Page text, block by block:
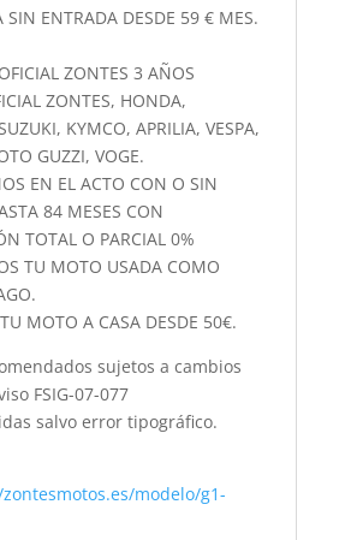
SIN ENTRADA DESDE 59 € MES.
ZONTES 3 AÑOS
ZONTES, HONDA,
KYMCO, APRILIA, VESPA,
GUZZI, VOGE.
EN EL ACTO CON O SIN
84 MESES CON
TOTAL O PARCIAL 0%
TU MOTO USADA COMO
MOTO A CASA DESDE 50€.
sujetos a cambios
FSIG-07-077
salvo error tipográfico.
modelo/g1-